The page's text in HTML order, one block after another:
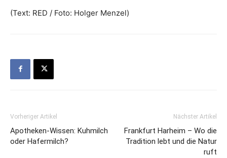
(Text: RED / Foto: Holger Menzel)
Vorheriger Artikel
Apotheken-Wissen: Kuhmilch
oder Hafermilch?
Nächster Artikel
Frankfurt Harheim – Wo die
Tradition lebt und die Natur
ruft